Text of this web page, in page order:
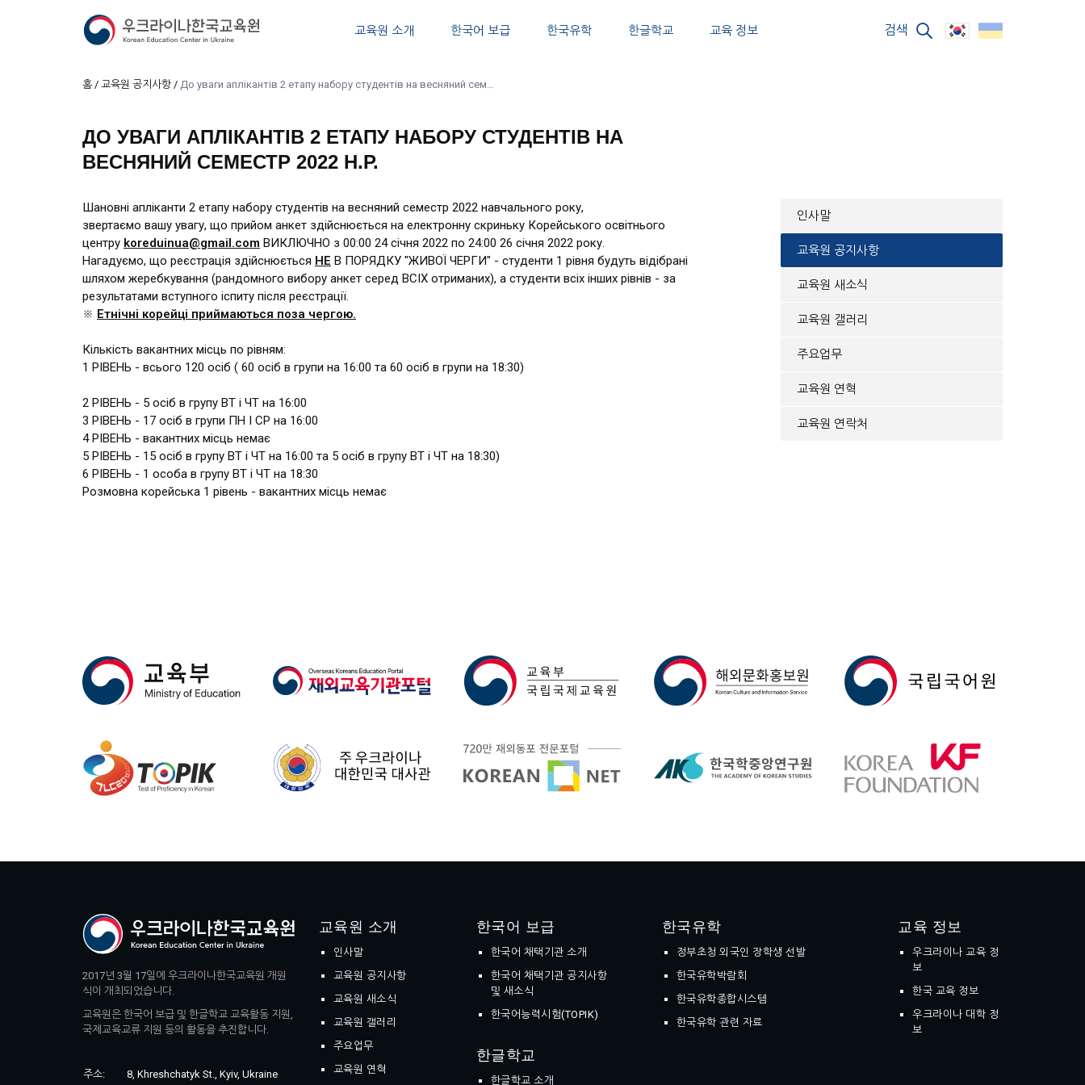
교육원 소개 한국어 보급 한국유학 한글학교 교육 정보 검색
홈 교육원 공지사항 До уваги аплікантів 2 етапу набору студентів на весняний семестр 2022 н.р.
ДО УВАГИ АПЛІКАНТІВ 2 ЕТАПУ НАБОРУ СТУДЕНТІВ НА
ВЕСНЯНИЙ СЕМЕСТР 2022 Н.Р.
Шановні апліканти 2 етапу набору студентів на весняний семестр 2022 навчального року,
звертаємо вашу увагу, що прийом анкет здійснюється на електронну скриньку Корейського освітнього
центру koreduinua@gmail.com ВИКЛЮЧНО з 00:00 24 січня 2022 по 24:00 26 січня 2022 року.
Нагадуємо, що реєстрація здійснюється НЕ В ПОРЯДКУ "ЖИВОЇ ЧЕРГИ" - студенти 1 рівня будуть відібрані
шляхом жеребкування (рандомного вибору анкет серед ВСІХ отриманих), а студенти всіх інших рівнів - за
результатами вступного іспиту після реєстрації.
※ Етнічні корейці приймаються поза чергою.
Кількість вакантних місць по рівням:
1 РІВЕНЬ - всього 120 осіб ( 60 осіб в групи на 16:00 та 60 осіб в групи на 18:30)
2 РІВЕНЬ - 5 осіб в групу ВТ і ЧТ на 16:00
3 РІВЕНЬ - 17 осіб в групи ПН І СР на 16:00
4 РІВЕНЬ - вакантних місць немає
5 РІВЕНЬ - 15 осіб в групу ВТ і ЧТ на 16:00 та 5 осіб в групу ВТ і ЧТ на 18:30)
6 РІВЕНЬ - 1 особа в групу ВТ і ЧТ на 18:30
Розмовна корейська 1 рівень - вакантних місць немає
인사말
교육원 공지사항
교육원 새소식
교육원 갤러리
주요업무
교육원 연혁
교육원 연락처
2017년 3월 17일에 우크라이나한국교육원 개원
식이 개최되었습니다.
교육원은 한국어 보급 및 한글학교 교육활동 지원,
국제교육교류 지원 등의 활동을 추진합니다.
주소: 8, Khreshchatyk St., Kyiv, Ukraine
교육원 소개
인사말
교육원 공지사항
교육원 새소식
교육원 갤러리
주요업무
교육원 연혁
한국어 보급
한국어 채택기관 소개
한국어 채택기관 공지사항
및 새소식
한국어능력시험(TOPIK)
한글학교
한글학교 소개
한국유학
정부초청 외국인 장학생 선발
한국유학박람회
한국유학종합시스템
한국유학 관련 자료
교육 정보
우크라이나 교육 정
보
한국 교육 정보
우크라이나 대학 정
보